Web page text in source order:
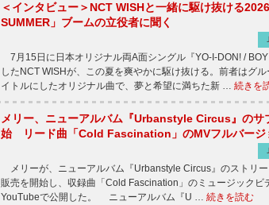
＜インタビュー＞NCT WISHと一緒に駆け抜ける
SUMMER」ブームの立役者に聞く
7月15日に日本オリジナル両A面シングル『YO-I-DON! /
したNCT WISHが、この夏を爽やかに駆け抜ける。前者はグ
イトルにしたオリジナル曲で、夢と希望に満ちた新 … 続きを
メリー、ニューアルバム『Urbanstyle Circus』のサ
始 リード曲「Cold Fascination」のMVフルバージ
メリーが、ニューアルバム『Urbanstyle Circus』のストリ
販売を開始し、収録曲「Cold Fascination」のミュージックビ
YouTubeで公開した。 ニューアルバム『U … 続きを読む